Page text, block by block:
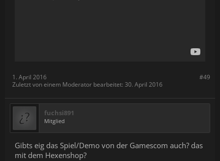
#49
1. April 2016
Zuletzt von einem Moderator bearbeitet: 30. April 2016
fuchsi891
Mitglied
Gibts eig das Spiel/Demo von der Gamescom auch? das
mit dem Hexenshop?